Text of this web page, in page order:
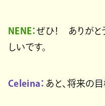
NENE：ぜひ！ ありがと
しいです。
Celeina： あと、将来の